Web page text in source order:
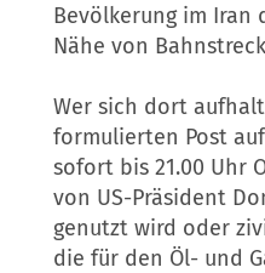
Bevölkerung im Iran
Nähe von
Wer sich dort
formulierten Post
sofort bis 21.00 Uhr
von US-Präsident
genutzt wird oder
die für den Öl- und